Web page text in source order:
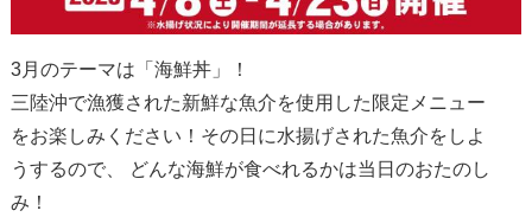
3月のテーマは「海鮮丼」！
三陸沖で漁獲された新鮮な魚介を使用した限定メニュー
をお楽しみください！その日に水揚げされた魚介をしよ
うするので、 どんな海鮮が食べれるかは当日のおたのし
み！